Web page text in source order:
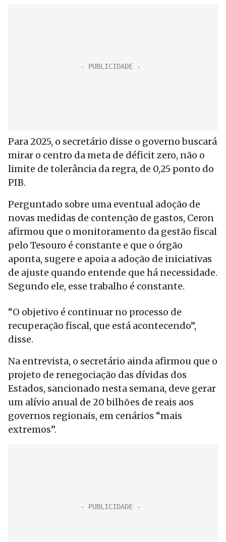
Para 2025, o secretário disse o governo buscará
mirar o centro da meta de déficit zero, não o
limite de tolerância da regra, de 0,25 ponto do
PIB.
Perguntado sobre uma eventual adoção de
novas medidas de contenção de gastos, Ceron
afirmou que o monitoramento da gestão fiscal
pelo Tesouro é constante e que o órgão
aponta, sugere e apoia a adoção de iniciativas
de ajuste quando entende que há necessidade.
Segundo ele, esse trabalho é constante.
“O objetivo é continuar no processo de
recuperação fiscal, que está acontecendo”,
disse.
Na entrevista, o secretário ainda afirmou que o
projeto de renegociação das dívidas dos
Estados, sancionado nesta semana, deve gerar
um alívio anual de 20 bilhões de reais aos
governos regionais, em cenários “mais
extremos”.